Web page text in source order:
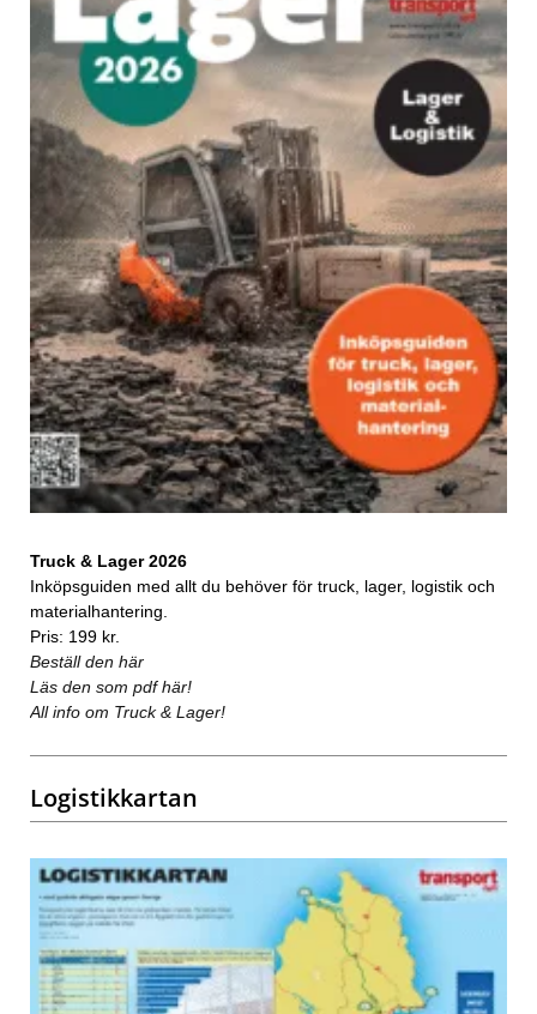
Truck & Lager 2026
Inköpsguiden med allt du behöver för truck, lager, logistik och
materialhantering.
Pris: 199 kr.
Beställ den här
Läs den som pdf här!
All info om Truck & Lager!
Logistikkartan